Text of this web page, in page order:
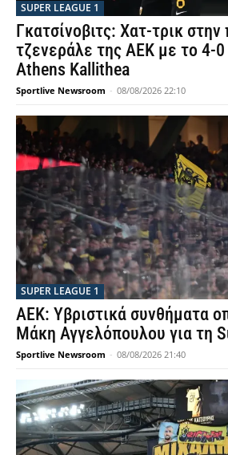
SUPER LEAGUE 1
Γκατσίνοβιτς: Χατ-τρικ
τζενεράλε της ΑΕΚ με το 4-
Athens Kallithea
Sportlive Newsroom - 08/08/2026 22:10
SUPER LEAGUE 1
ΑΕΚ: Υβριστικά συνθήματα
Μάκη Αγγελόπουλου για τη
Sportlive Newsroom - 08/08/2026 21:40